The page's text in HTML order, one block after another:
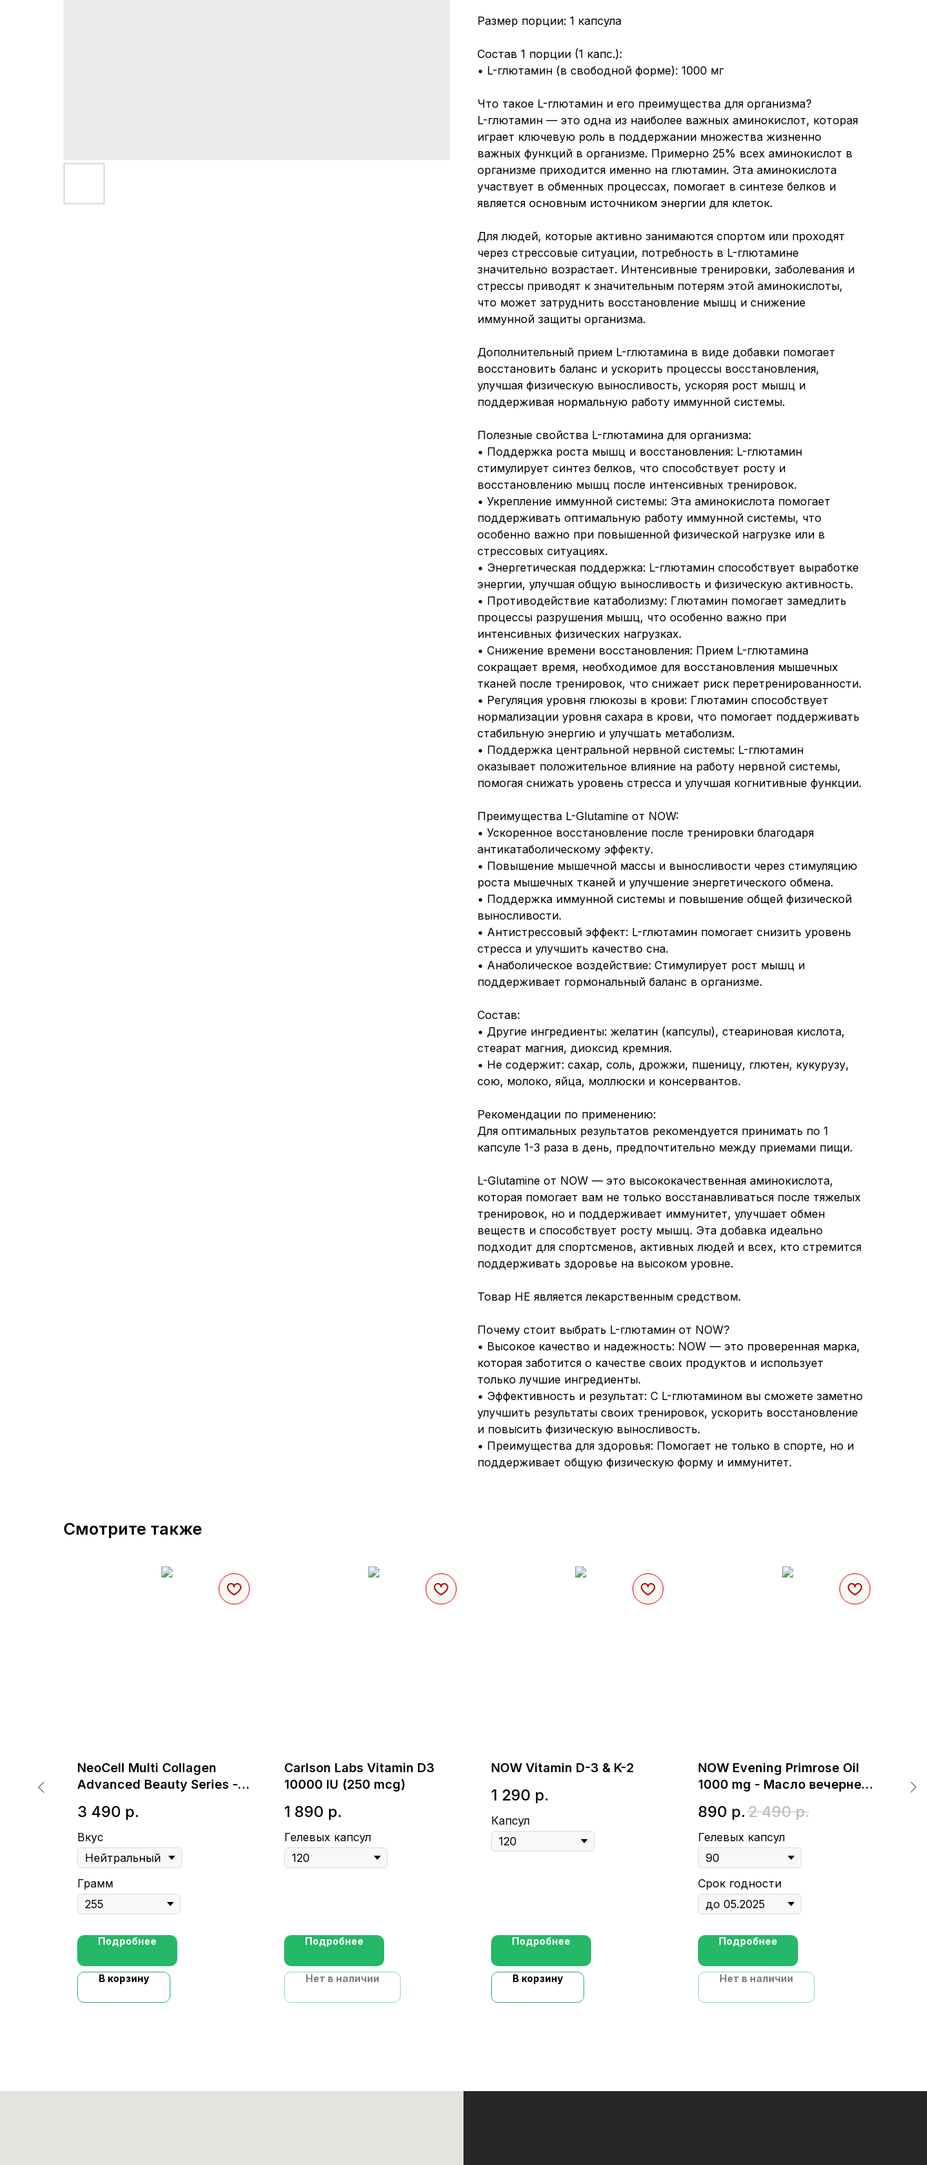
Размер порции: 1 капсула
Состав 1 порции (1 капс.):
• L-глютамин (в свободной форме): 1000 мг
Что такое L-глютамин и его преимущества для организма?
L-глютамин — это одна из наиболее важных аминокислот, которая
играет ключевую роль в поддержании множества жизненно
важных функций в организме. Примерно 25% всех аминокислот в
организме приходится именно на глютамин. Эта аминокислота
участвует в обменных процессах, помогает в синтезе белков и
является основным источником энергии для клеток.
Для людей, которые активно занимаются спортом или проходят
через стрессовые ситуации, потребность в L-глютамине
значительно возрастает. Интенсивные тренировки, заболевания и
стрессы приводят к значительным потерям этой аминокислоты,
что может затруднить восстановление мышц и снижение
иммунной защиты организма.
Дополнительный прием L-глютамина в виде добавки помогает
восстановить баланс и ускорить процессы восстановления,
улучшая физическую выносливость, ускоряя рост мышц и
поддерживая нормальную работу иммунной системы.
Полезные свойства L-глютамина для организма:
• Поддержка роста мышц и восстановления: L-глютамин
стимулирует синтез белков, что способствует росту и
восстановлению мышц после интенсивных тренировок.
• Укрепление иммунной системы: Эта аминокислота помогает
поддерживать оптимальную работу иммунной системы, что
особенно важно при повышенной физической нагрузке или в
стрессовых ситуациях.
• Энергетическая поддержка: L-глютамин способствует выработке
энергии, улучшая общую выносливость и физическую активность.
• Противодействие катаболизму: Глютамин помогает замедлить
процессы разрушения мышц, что особенно важно при
интенсивных физических нагрузках.
• Снижение времени восстановления: Прием L-глютамина
сокращает время, необходимое для восстановления мышечных
тканей после тренировок, что снижает риск перетренированности.
• Регуляция уровня глюкозы в крови: Глютамин способствует
нормализации уровня сахара в крови, что помогает поддерживать
стабильную энергию и улучшать метаболизм.
• Поддержка центральной нервной системы: L-глютамин
оказывает положительное влияние на работу нервной системы,
помогая снижать уровень стресса и улучшая когнитивные функции.
Преимущества L-Glutamine от NOW:
• Ускоренное восстановление после тренировки благодаря
антикатаболическому эффекту.
• Повышение мышечной массы и выносливости через стимуляцию
роста мышечных тканей и улучшение энергетического обмена.
• Поддержка иммунной системы и повышение общей физической
выносливости.
• Антистрессовый эффект: L-глютамин помогает снизить уровень
стресса и улучшить качество сна.
• Анаболическое воздействие: Стимулирует рост мышц и
поддерживает гормональный баланс в организме.
Состав:
• Другие ингредиенты: желатин (капсулы), стеариновая кислота,
стеарат магния, диоксид кремния.
• Не содержит: сахар, соль, дрожжи, пшеницу, глютен, кукурузу,
сою, молоко, яйца, моллюски и консервантов.
Рекомендации по применению:
Для оптимальных результатов рекомендуется принимать по 1
капсуле 1-3 раза в день, предпочтительно между приемами пищи.
L-Glutamine от NOW — это высококачественная аминокислота,
которая помогает вам не только восстанавливаться после тяжелых
тренировок, но и поддерживает иммунитет, улучшает обмен
веществ и способствует росту мышц. Эта добавка идеально
подходит для спортсменов, активных людей и всех, кто стремится
поддерживать здоровье на высоком уровне.
Товар НЕ является лекарственным средством.
Почему стоит выбрать L-глютамин от NOW?
• Высокое качество и надежность: NOW — это проверенная марка,
которая заботится о качестве своих продуктов и использует
только лучшие ингредиенты.
• Эффективность и результат: С L-глютамином вы сможете заметно
улучшить результаты своих тренировок, ускорить восстановление
и повысить физическую выносливость.
• Преимущества для здоровья: Помогает не только в спорте, но и
поддерживает общую физическую форму и иммунитет.
Смотрите также
NeoCell Multi Collagen
Advanced Beauty Series -
для кожи, волос, суставов
3 490 р.
Вкус
Грамм
Подробнее
В корзину
Carlson Labs Vitamin D3
10000 IU (250 mcg)
1 890 р.
Гелевых капсул
Подробнее
Нет в наличии
NOW Vitamin D-3 & K-2
1 290 р.
Капсул
Подробнее
В корзину
NOW Evening Primrose Oil
1000 mg - Масло вечерней
890 р.2 490 р.
Гелевых капсул
Срок годности
Подробнее
Нет в наличии